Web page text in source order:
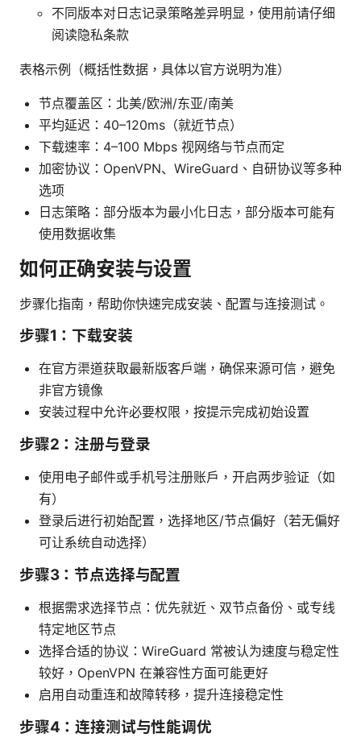
不同版本对日志记录策略差异明显，使用前请仔细
阅读隐私条款
表格示例（概括性数据，具体以官方说明为准）
节点覆盖区：北美/欧洲/东亚/南美
平均延迟：40–120ms（就近节点）
下载速率：4–100 Mbps 视网络与节点而定
加密协议：OpenVPN、WireGuard、自研协议等多种
选项
日志策略：部分版本为最小化日志，部分版本可能有
使用数据收集
如何正确安装与设置
步骤化指南，帮助你快速完成安装、配置与连接测试。
步骤1：下载安装
在官方渠道获取最新版客户端，确保来源可信，避免
非官方镜像
安装过程中允许必要权限，按提示完成初始设置
步骤2：注册与登录
使用电子邮件或手机号注册账户，开启两步验证（如
有）
登录后进行初始配置，选择地区/节点偏好（若无偏好
可让系统自动选择）
步骤3：节点选择与配置
根据需求选择节点：优先就近、双节点备份、或专线
特定地区节点
选择合适的协议：WireGuard 常被认为速度与稳定性
较好，OpenVPN 在兼容性方面可能更好
启用自动重连和故障转移，提升连接稳定性
步骤4：连接测试与性能调优